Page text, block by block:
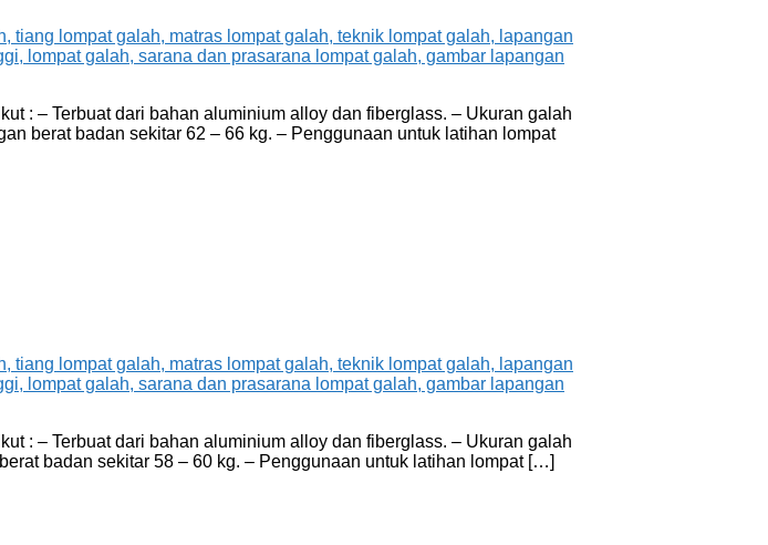
: – Terbuat dari bahan aluminium alloy dan fiberglass. – Ukuran galah
berat badan sekitar 62 – 66 kg. – Penggunaan untuk latihan lompat
: – Terbuat dari bahan aluminium alloy dan fiberglass. – Ukuran galah
badan sekitar 58 – 60 kg. – Penggunaan untuk latihan lompat […]